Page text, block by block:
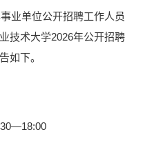
业单位公开招聘工作人员
技术大学2026年公开招聘
如下。